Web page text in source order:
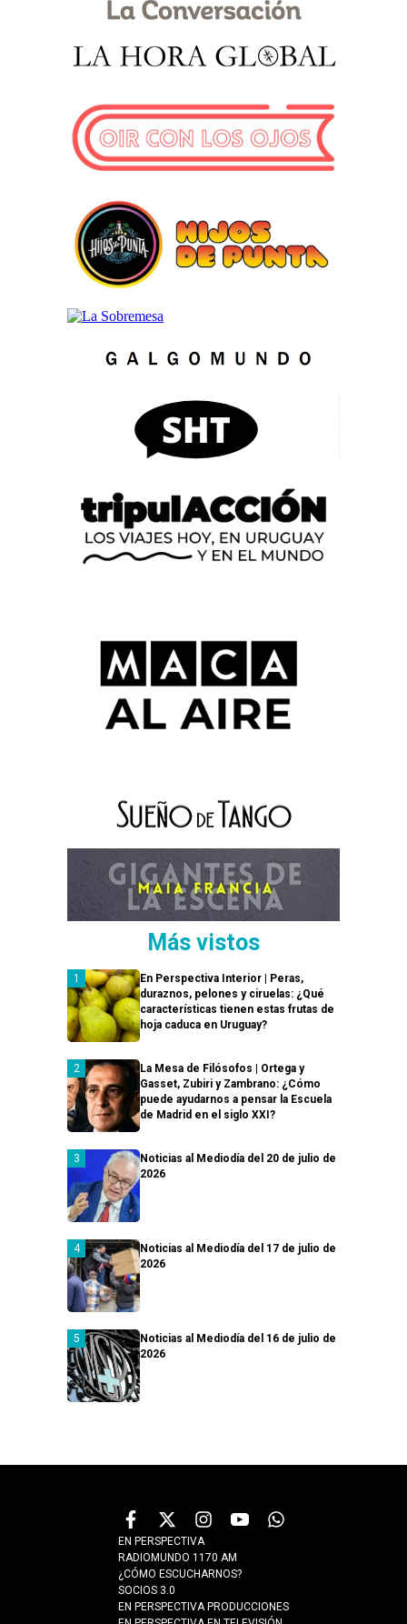
Más vistos
En Perspectiva Interior | Peras,
duraznos, pelones y ciruelas: ¿Qué
características tienen estas frutas de
hoja caduca en Uruguay?
La Mesa de Filósofos | Ortega y
Gasset, Zubiri y Zambrano: ¿Cómo
puede ayudarnos a pensar la Escuela
de Madrid en el siglo XXI?
Noticias al Mediodía del 20 de julio de
2026
Noticias al Mediodía del 17 de julio de
2026
Noticias al Mediodía del 16 de julio de
2026
EN PERSPECTIVA
RADIOMUNDO 1170 AM
¿CÓMO ESCUCHARNOS?
SOCIOS 3.0
EN PERSPECTIVA PRODUCCIONES